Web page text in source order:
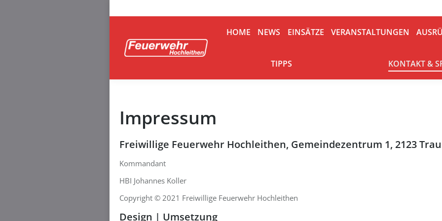
HOME NEWS EINSÄTZE VERANSTALTUNGEN
TIPPS KONTAKT &
Impressum
Freiwillige Feuerwehr Hochleithen, Gemeindezentrum 1, 2123
Kommandant
HBI Johannes Koller
Copyright © 2021 Freiwillige Feuerwehr Hochleithen
Design | Umsetzung
HOME NEWS EINSÄTZE VERANSTALTUNGEN